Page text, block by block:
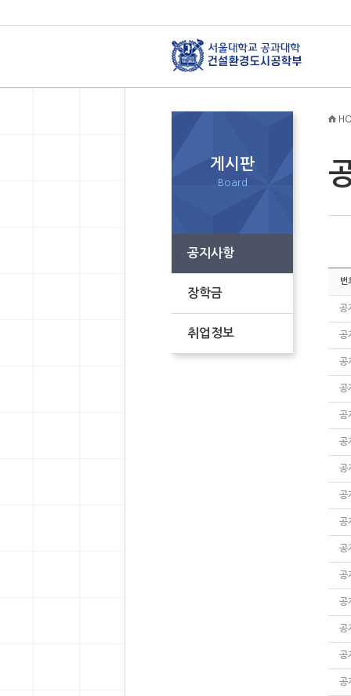
게시판
Board
공지사항
장학금
취업정보
번
공
공
공
공
공
공
공
공
공
공
공
공
공
공
공